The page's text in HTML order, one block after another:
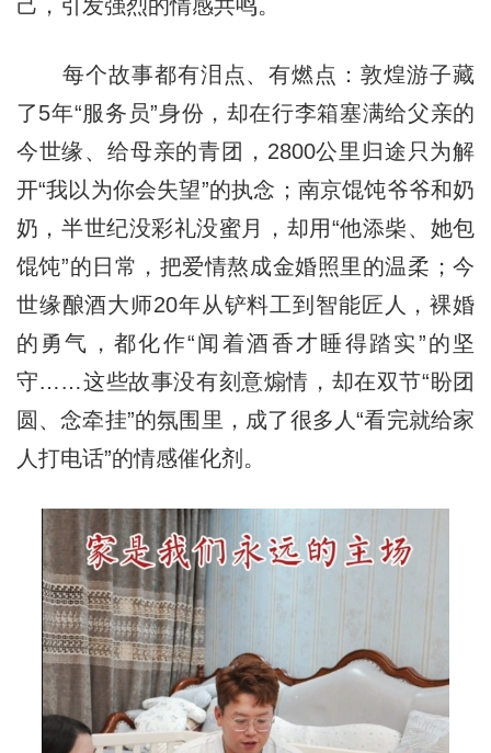
己，引发强烈的情感共鸣。
每个故事都有泪点、有燃点：敦煌游子藏
了5年“服务员”身份，却在行李箱塞满给父亲的
今世缘、给母亲的青团，2800公里归途只为解
开“我以为你会失望”的执念；南京馄饨爷爷和奶
奶，半世纪没彩礼没蜜月，却用“他添柴、她包
馄饨”的日常，把爱情熬成金婚照里的温柔；今
世缘酿酒大师20年从铲料工到智能匠人，裸婚
的勇气，都化作“闻着酒香才睡得踏实”的坚
守……这些故事没有刻意煽情，却在双节“盼团
圆、念牵挂”的氛围里，成了很多人“看完就给家
人打电话”的情感催化剂。